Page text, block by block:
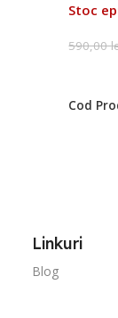
Stoc
590,00
Cod
Linkuri
Blog